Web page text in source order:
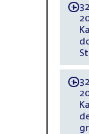
-
-